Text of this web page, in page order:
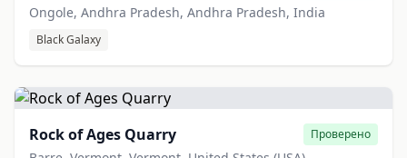
Ongole, Andhra Pradesh, Andhra Pradesh, India
Black Galaxy
Rock of Ages Quarry Проверено